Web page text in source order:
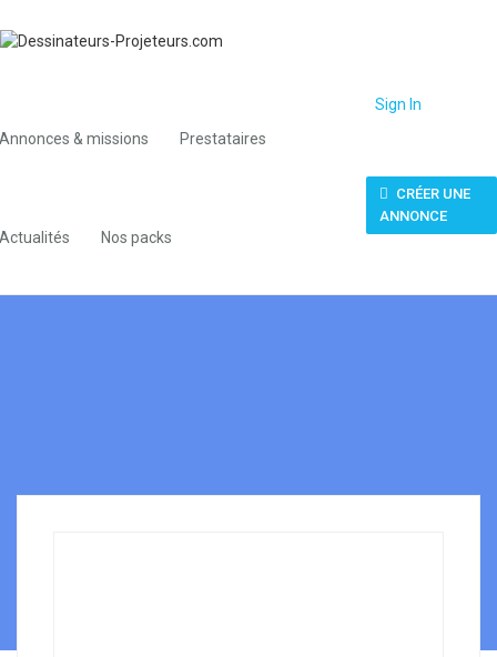
Annonces & missions Prestataires
Actualités Nos packs
Sign In
CRÉER UNE
ANNONCE